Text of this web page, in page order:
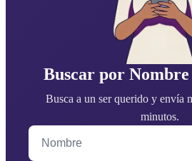
Buscar por Nombre
Busca a un ser querido y envía
minutos.
Nombre